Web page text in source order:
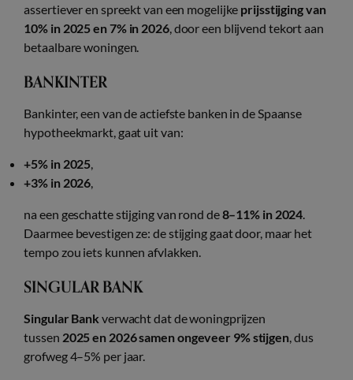
assertiever en spreekt van een mogelijke prijsstijging van
10% in 2025 en 7% in 2026, door een blijvend tekort aan
betaalbare woningen.
BANKINTER
Bankinter, een van de actiefste banken in de Spaanse
hypotheekmarkt, gaat uit van:
+5% in 2025,
+3% in 2026,
na een geschatte stijging van rond de8–11% in 2024.
Daarmee bevestigen ze: de stijging gaat door, maar het
tempo zou iets kunnen afvlakken.
SINGULAR BANK
Singular Bank verwacht dat de woningprijzen
tussen 2025 en 2026 samen ongeveer 9% stijgen, dus
grofweg 4–5% per jaar.